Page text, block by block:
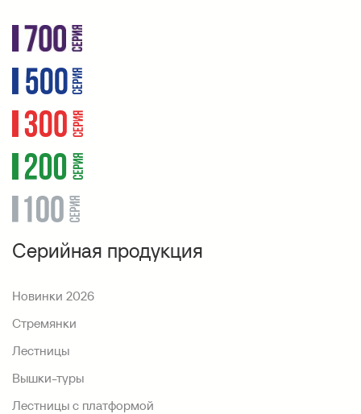
Серийная продукция
Новинки 2026
Стремянки
Лестницы
Вышки-туры
Лестницы с платформой